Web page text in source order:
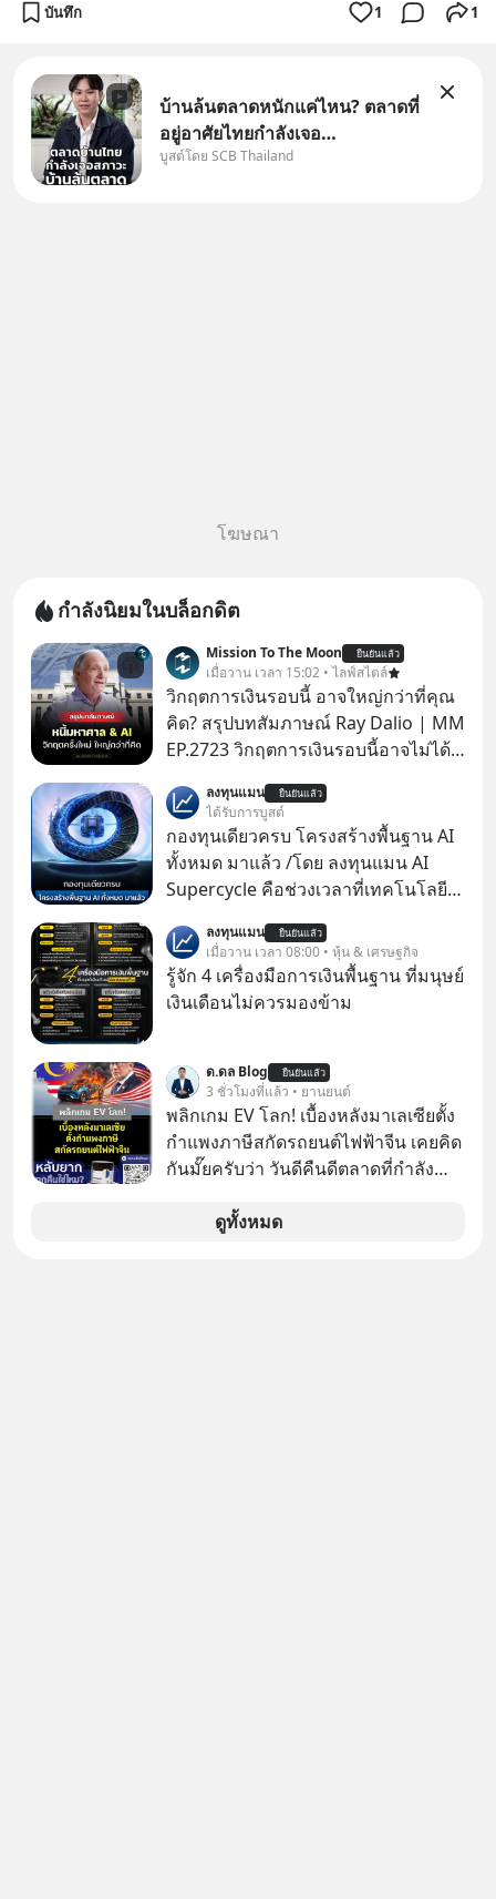
บันทึก 1 1
บ้านล้นตลาดหนักแค่ไหน? ตลาดที่
อยู่อาศัยไทยกำลังเจอ
Oversupply หนักกว่าที่คิด และ
บูสต์โดย SCB Thailand
โฆษณา
กำลังนิยมในบล็อกดิต
Mission To The Moon ยืนยันแล้ว
เมื่อวาน เวลา 15:02 • ไลฟ์สไตล์
วิกฤตการเงินรอบนี้ อาจใหญ่กว่าที่คุณ
คิด? สรุปบทสัมภาษณ์ Ray Dalio | MM
EP.2723 วิกฤตการเงินรอบนี้อาจไม่ได้
Dalio ชายผู้เคยทำนายวิกฤตเศรษฐกิจ
มาแล้วหลายต่อหลายครั้ง ออกมาส่ง
สัญญาณเตือนระเบิดเวลาลูกใหม่ที่
กำลังก่อตัวขึ้น จาก "ระเบิดหนี้สิน
AI" ที่ผู้คนกำลังแห่ไล่ราคาอย่างบ้าคลั่ง
บทเรียนจากประวัติศาสตร์ 500 ปี บอก
อะไรเรา? ระเบียบโลกกำลังจะเปลี่ยน
มือไปในทิศทางไหน? และเราควรรับมือ
ร่วมเจาะลึกบทวิเคราะห์และข้อคิดการ
เงินฉบับ Dalio กันได้ใน EP. นี้
#RayDalio #สรุปบทเรียน #การเงินการ
ลงทุน #MissionToTheMoon
#MissionToTheMoonPodcast
ลงทุนแมน ยืนยันแล้ว
ได้รับการบูสต์
กองทุนเดียวครบ โครงสร้างพื้นฐาน AI
ทั้งหมด มาแล้ว /โดย ลงทุนแมน AI
Supercycle คือช่วงเวลาที่เทคโนโลยี
เคลื่อนหลัก ของการเติบโตทาง
เศรษฐกิจ และวิถีชีวิตของผู้คนอย่าง
ยาวนานต่อจากนี้
ลงทุนแมน ยืนยันแล้ว
เมื่อวาน เวลา 08:00 • หุ้น & เศรษฐกิจ
รู้จัก 4 เครื่องมือการเงินพื้นฐาน ที่มนุษย์
เงินเดือนไม่ควรมองข้าม
ด.ดล Blog ยืนยันแล้ว
3 ชั่วโมงที่แล้ว • ยานยนต์
พลิกเกม EV โลก! เบื้องหลังมาเลเซียตั้ง
กำแพงภาษีสกัดรถยนต์ไฟฟ้าจีน เคยคิด
กันมั๊ยครับว่า วันดีคืนดีตลาดที่กำลัง
จนหน้าทิ่มแบบไม่ทันตั้งตัว…
ดูทั้งหมด